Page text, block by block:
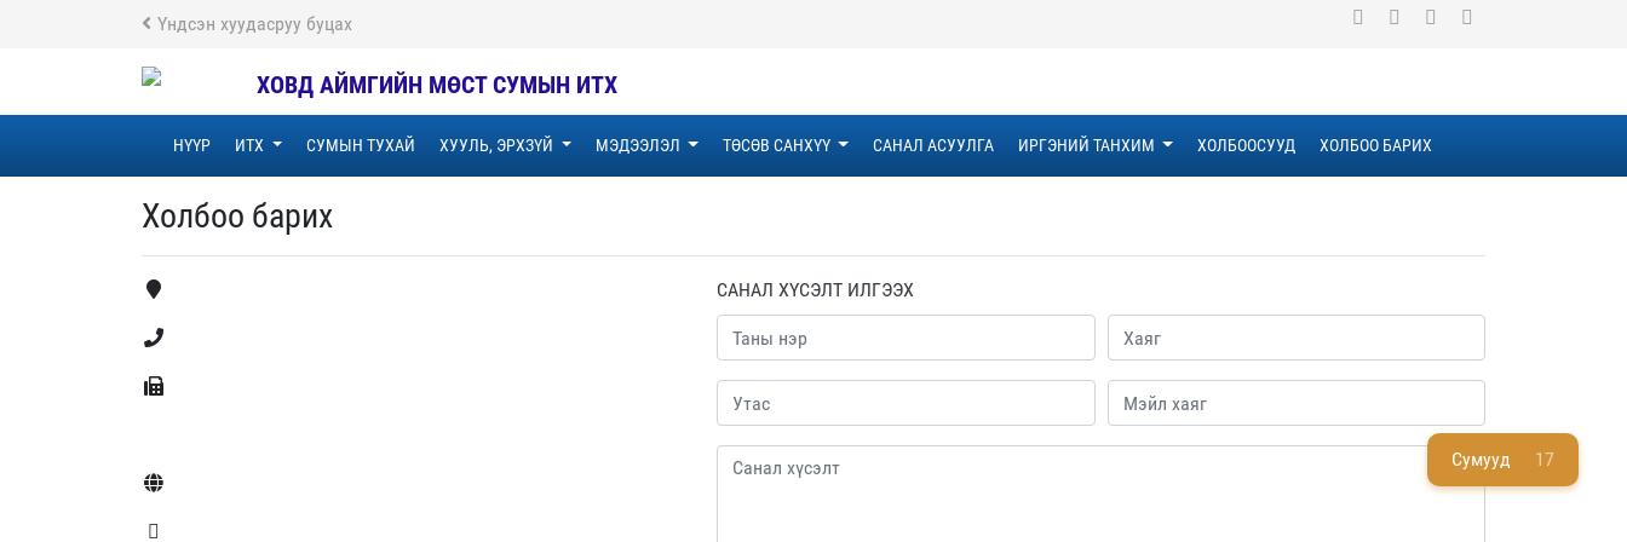
Үндсэн хуудасруу буцах
ХОВД АЙМГИЙН МӨСТ СУМЫН ИТХ
НҮҮР ИТХ СУМЫН ТУХАЙ ХУУЛЬ, ЭРХЗҮЙ МЭДЭЭЛЭЛ ТӨСӨВ САНХҮҮ САНАЛ АСУУЛГА ИРГЭНИЙ ТАНХИМ ХОЛБООСУУД ХОЛБОО БАРИХ
Сумууд 17
Холбоо барих
САНАЛ ХҮСЭЛТ ИЛГЭЭХ